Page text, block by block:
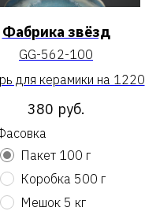
Фабрика звёзд
GG-562-100
для керамики на 1220
«Фабрика звёзд»
380 руб.
Пакет 100 г
Коробка 500 г
Мешок 5 кг